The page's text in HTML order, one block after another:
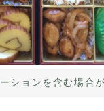
ションを含む場合